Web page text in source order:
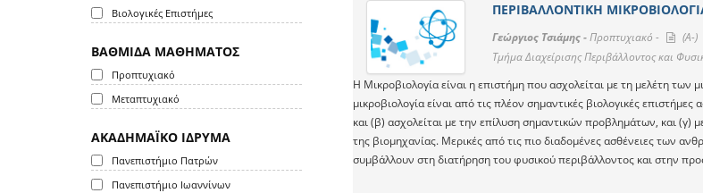
Βιολογικές Επιστήμες
ΒΑΘΜΙΔΑ ΜΑΘΗΜΑΤΟΣ
Προπτυχιακό
Μεταπτυχιακό
ΑΚΑΔΗΜΑΪΚΟ ΙΔΡΥΜΑ
Πανεπιστήμιο Πατρών
Πανεπιστήμιο Ιωαννίνων
ΠΕΡΙΒΑΛΛΟΝΤΙΚΗ
Γεώργιος Τσιάμης -Προπτυχιακό -
(A-)
Τμήμα Διαχείρισης Περιβάλλοντος και
Η Μικροβιολογία είναι η επιστήμη που ασχολείται με τη μελέτη
μικροβιολογία είναι από τις πλέον σημαντικές βιολογικές
και (β) ασχολείται με την επίλυση σημαντικών προβλημάτων, και (γ)
της βιομηχανίας. Μερικές από τις πιο διαδομένες ασθένειες των
συμβάλλουν στη διατήρηση του φυσικού περιβάλλοντος και στην